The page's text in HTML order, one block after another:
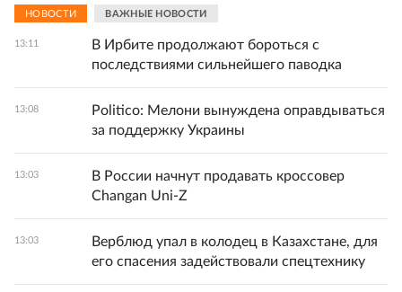
НОВОСТИ ВАЖНЫЕ НОВОСТИ
13:11
В Ирбите продолжают бороться с
последствиями сильнейшего паводка
13:08
Politico: Мелони вынуждена оправдываться
за поддержку Украины
13:03
В России начнут продавать кроссовер
Changan Uni-Z
13:03
Верблюд упал в колодец в Казахстане, для
его спасения задействовали спецтехнику